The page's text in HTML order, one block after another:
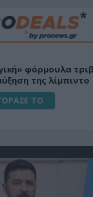
φόρμουλα
της λίμπιντο
ΤΟ